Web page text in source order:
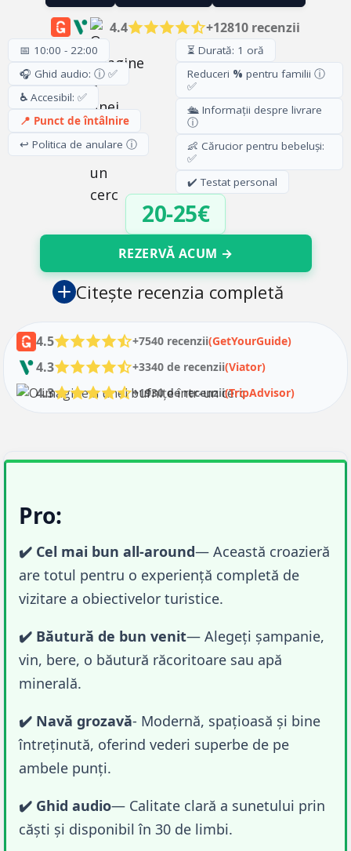
4.4 +12810 recenzii
📅 10:00 - 22:00
🎧 Ghid audio: ⓘ ✅
♿ Accesibil: ✅
📍 Punct de întâlnire
↩️ Politica de anulare ⓘ
⏳ Durată: 1 oră
Reduceri % pentru familii ⓘ
✅
🛳️ Informații despre livrare
ⓘ
👶 Cărucior pentru bebeluși:
✅
✔️ Testat personal
20-25€
REZERVĂ ACUM →
Citește recenzia completă
+7540 recenzii(GetYourGuide)
4.5
+3340 de recenzii(Viator)
4.3
+1930 de recenzii(TripAdvisor)
4.3
Pro:
✔️ Cel mai bun all-around— Această croazieră
are totul pentru o experiență completă de
vizitare a obiectivelor turistice.
✔️ Băutură de bun venit— Alegeți șampanie,
vin, bere, o băutură răcoritoare sau apă
minerală.
✔️ Navă grozavă- Modernă, spațioasă și bine
întreținută, oferind vederi superbe de pe
ambele punți.
✔️ Ghid audio— Calitate clară a sunetului prin
căști și disponibil în 30 de limbi.